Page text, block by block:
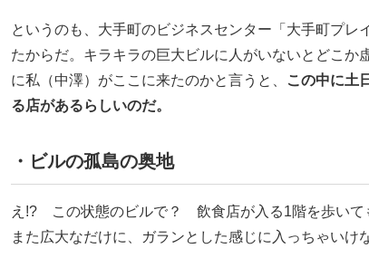
というのも、大手町のビジネスセンター「大手町プレ
たからだ。キラキラの巨大ビルに人がいないとどこか
に私（中澤）がここに来たのかと言うと、
この中に土
る店があるらしいのだ。
・ビルの孤島の奥地
え!? この状態のビルで？ 飲食店が入る1階を歩いて
また広大なだけに、ガランとした感じに入っちゃいけ